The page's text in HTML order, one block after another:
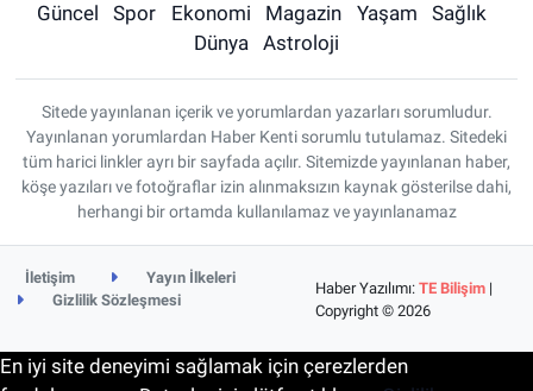
Güncel Spor Ekonomi Magazin Yaşam
Sağlık
Dünya
Astroloji
Sitede yayınlanan içerik ve yorumlardan yazarları sorumludur.
Yayınlanan yorumlardan Haber Kenti sorumlu tutulamaz. Sitedeki
tüm harici linkler ayrı bir sayfada açılır. Sitemizde yayınlanan haber,
köşe yazıları ve fotoğraflar izin alınmaksızın kaynak gösterilse dahi,
herhangi bir ortamda kullanılamaz ve yayınlanamaz
İletişim
Yayın İlkeleri
Gizlilik Sözleşmesi
Haber Yazılımı:TE Bilişim |
Copyright © 2026
En iyi site deneyimi sağlamak için çerezlerden